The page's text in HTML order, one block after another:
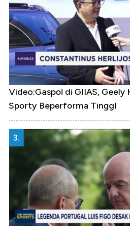
Video:Gaspol di GIIAS, Geely
Sporty Beperforma TinggI
3.